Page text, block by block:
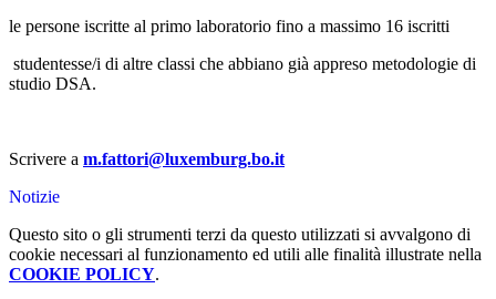
le persone iscritte al primo laboratorio fino a massimo 16 iscritti
studentesse/i di altre classi che abbiano già appreso metodologie di
studio DSA.
Scrivere a m.fattori@luxemburg.bo.it
Notizie
Questo sito o gli strumenti terzi da questo utilizzati si avvalgono di
cookie necessari al funzionamento ed utili alle finalità illustrate nella
COOKIE POLICY.